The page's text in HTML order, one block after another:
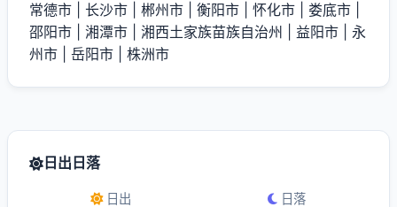
常德市 长沙市 郴州市 衡阳市 怀化市 娄底市
邵阳市
湘潭市 湘西土家族苗族自治州 益阳市
永
州市
岳阳市 株洲市
日出日落
日出 日落